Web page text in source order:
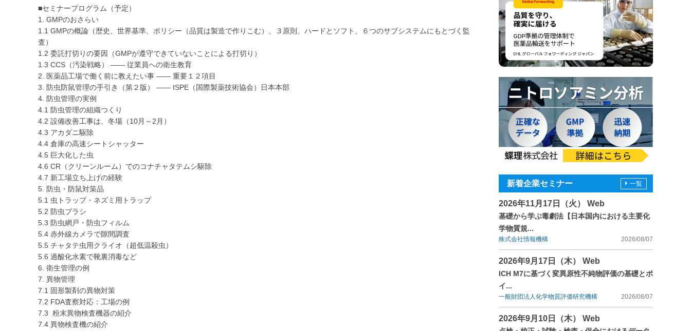
■セミナープログラム（予定）
1. GMPのおさらい
1.1 GMPの概論（歴史、世界基準、ポリシー（品質は製造で作りこむ）、３原則、ハードとソフト、６つのサブシステムにもとづく監
査）
1.2 委託打切りの要因（GMPが遵守できていないことによる打切り）
1.3 CCS（汚染戦略） ―― 従業員への衛生教育
2. 医薬品工場で働く前に教えたい事 ―― 重要１２項目
3. 防虫防鼠管理の手引き（第２版） ―― ISPE（国際製薬技術協会）日本本部
4. 防虫管理の実例
4.1 防虫管理の組織つくり
4.2 設備改善工事は、冬場（10月～2月）
4.3 アカダニ駆除
4.4 倉庫の高速シートシャッター
4.5 巨大化した虫
4.6 CR（クリーンルーム）でのコナチャタテムシ駆除
4.7 新工場立ち上げの経験
5. 防虫・防鼠対策品
5.1 虫トラップ・ネズミ用トラップ
5.2 防虫ブラシ
5.3 防虫網戸・防虫フィルム
5.4 赤外線カメラで隙間調査
5.5 チャタテ虫用クライオ（超低温殺虫）
5.6 過酸化水素で靴裏消毒など
6. 衛生管理の例
7. 異物管理
7.1 固形製剤の異物対策
7.2 FDA査察対応：工場の例
7.3 粉末異物検査機器の紹介
7.4 異物検査機の紹介
新着企業セミナー
2026年11月17日（火） Web
基礎から学ぶ毒劇法【日本国内における主要化
学物質規...
株式会社情報機構 2026/08/07
2026年9月17日（木） Web
ICH M7に基づく変異原性不純物評価の基礎とポ
イ...
一般財団法人化学物質評価研究機構 2026/08/07
2026年9月10日（木） Web
一覧